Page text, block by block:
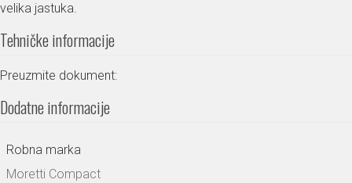
velika jastuka.
Tehničke informacije
Preuzmite dokument:
Dodatne informacije
Robna marka
Moretti Compact